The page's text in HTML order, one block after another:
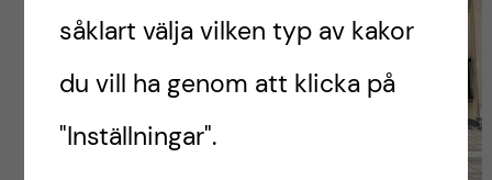
såklart välja vilken typ av kakor
du vill ha genom att klicka på
"Inställningar".